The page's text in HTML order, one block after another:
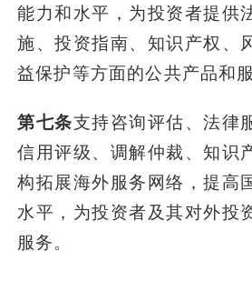
能力和水平，为投资者提供
施、投资指南、知识产权、
益保护等方面的公共产品和服
第七条支持咨询评估、法律
信用评级、调解仲裁、知识
构拓展海外服务网络，提高
水平，为投资者及其对外投
服务。